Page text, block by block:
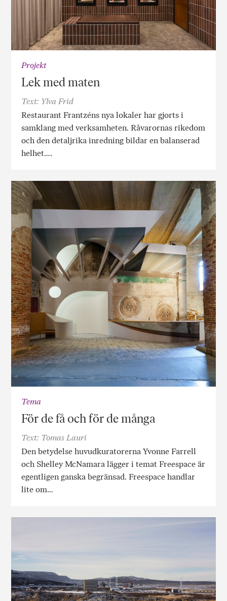
Projekt
Lek med maten
Text: Ylva Frid
Restaurant Frantzéns nya lokaler har gjorts i
samklang med verksamheten. Råvarornas rikedom
och den detaljrika inredning bildar en balanserad
helhet….
Tema
För de få och för de många
Text: Tomas Lauri
Den betydelse huvudkuratorerna Yvonne Farrell
och Shelley McNamara lägger i temat Freespace är
egentligen ganska begränsad. Freespace handlar
lite om…